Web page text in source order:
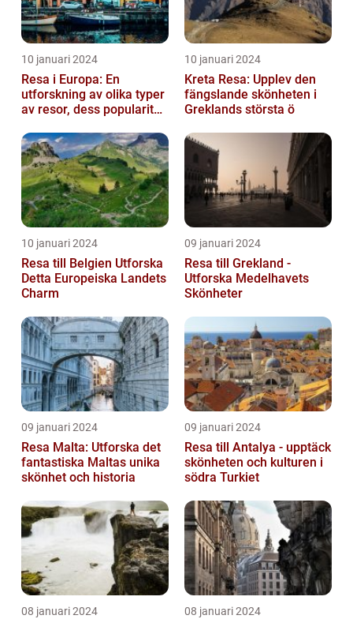
10 januari 2024
Resa i Europa: En
utforskning av olika typer
av resor, dess popularitet
10 januari 2024
Kreta Resa: Upplev den
fängslande skönheten i
Greklands största ö
10 januari 2024
Resa till Belgien Utforska
Detta Europeiska Landets
Charm
09 januari 2024
Resa till Grekland -
Utforska Medelhavets
Skönheter
09 januari 2024
Resa Malta: Utforska det
fantastiska Maltas unika
skönhet och historia
09 januari 2024
Resa till Antalya - upptäck
skönheten och kulturen i
södra Turkiet
08 januari 2024 08 januari 2024